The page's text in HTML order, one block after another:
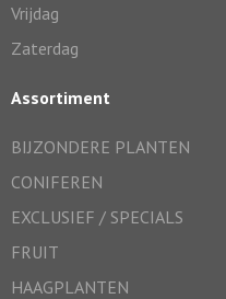
Vrijdag
Zaterdag
Assortiment
BIJZONDERE PLANTEN
CONIFEREN
EXCLUSIEF / SPECIALS
FRUIT
HAAGPLANTEN